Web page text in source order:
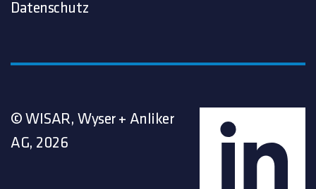
Datenschutz
© WISAR, Wyser + Anliker
AG, 2026